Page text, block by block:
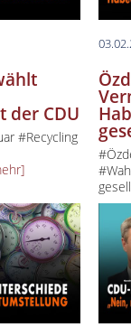
der CDU
#Recycling